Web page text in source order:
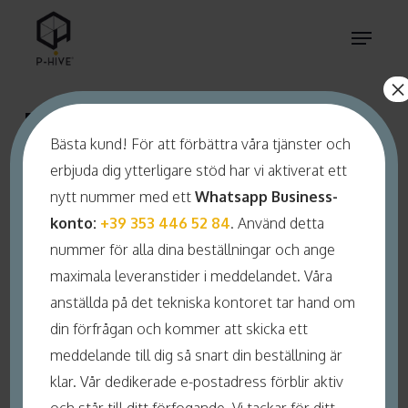
Menu
BIN
Bästa kund! För att förbättra våra tjänster och
erbjuda dig ytterligare stöd har vi aktiverat ett
nytt nummer med ettWhatsapp Business-
konto: +39 353 446 52 84. Använd detta
nummer för alla dina beställningar och ange
maximala leveranstider i meddelandet. Våra
anställda på det tekniska kontoret tar hand om
din förfrågan och kommer att skicka ett
meddelande till dig så snart din beställning är
klar. Vår dedikerade e-postadress förblir aktiv
×